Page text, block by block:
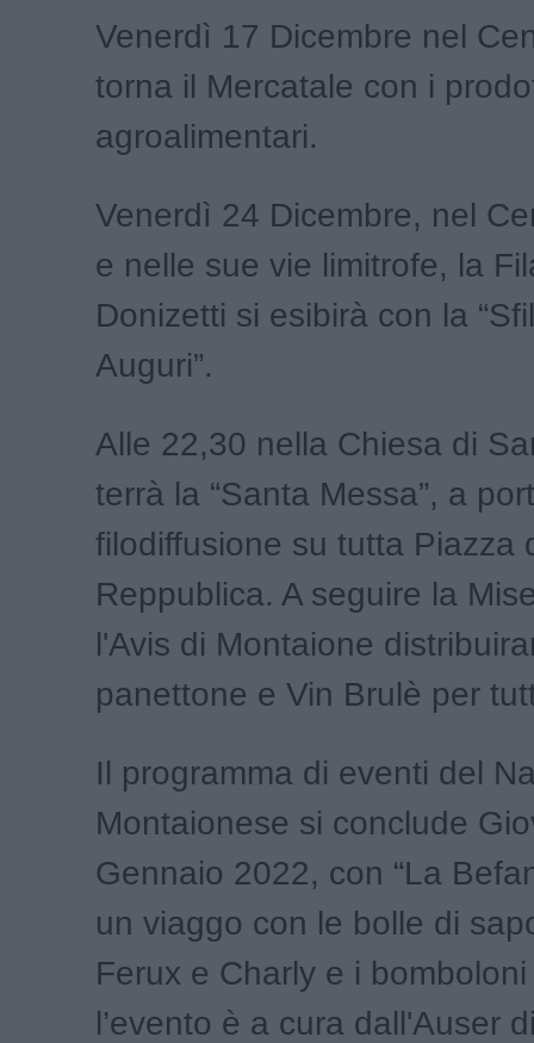
Venerdì 17 Dicembre nel
torna il Mercatale con i
agroalimentari.
Venerdì 24 Dicembre, nel
e nelle sue vie limitrofe, la
Donizetti si esibirà con la
Auguri”.
Alle 22,30 nella Chiesa di
terrà la “Santa Messa”, a
filodiffusione su tutta Piazza
Reppublica. A seguire la
l'Avis di Montaione
panettone e Vin Brulè per
Il programma di eventi del
Montaionese si conclude
Gennaio 2022, con “La
un viaggo con le bolle di
Ferux e Charly e i bomboloni
l’evento è a cura dall'Auser